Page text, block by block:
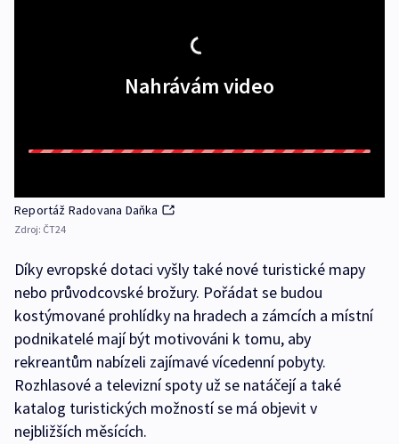
Nahrávám video
Reportáž Radovana Daňka
Zdroj: ČT24
Díky evropské dotaci vyšly také nové turistické mapy
nebo průvodcovské brožury. Pořádat se budou
kostýmované prohlídky na hradech a zámcích a místní
podnikatelé mají být motivováni k tomu, aby
rekreantům nabízeli zajímavé vícedenní pobyty.
Rozhlasové a televizní spoty už se natáčejí a také
katalog turistických možností se má objevit v
nejbližších měsících.